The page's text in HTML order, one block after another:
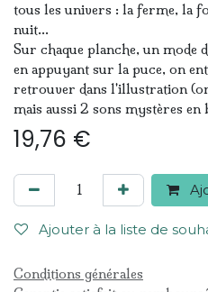
tous les univers : la ferme, la
nuit...
Sur chaque planche, un mode
en appuyant sur la puce, on
retrouver dans l'illustration
mais aussi 2 sons mystères en
19,76 €
Ajouter à la liste de
Conditions générales